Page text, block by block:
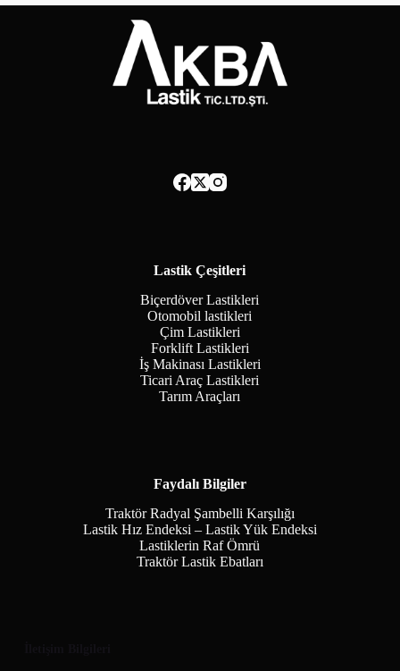
Lastik Çeşitleri
Biçerdöver Lastikleri
Otomobil lastikleri
Çim Lastikleri
Forklift Lastikleri
İş Makinası Lastikleri
Ticari Araç Lastikleri
Tarım Araçları
Faydalı Bilgiler
Traktör Radyal Şambelli Karşılığı
Lastik Hız Endeksi – Lastik Yük Endeksi
Lastiklerin Raf Ömrü
Traktör Lastik Ebatları